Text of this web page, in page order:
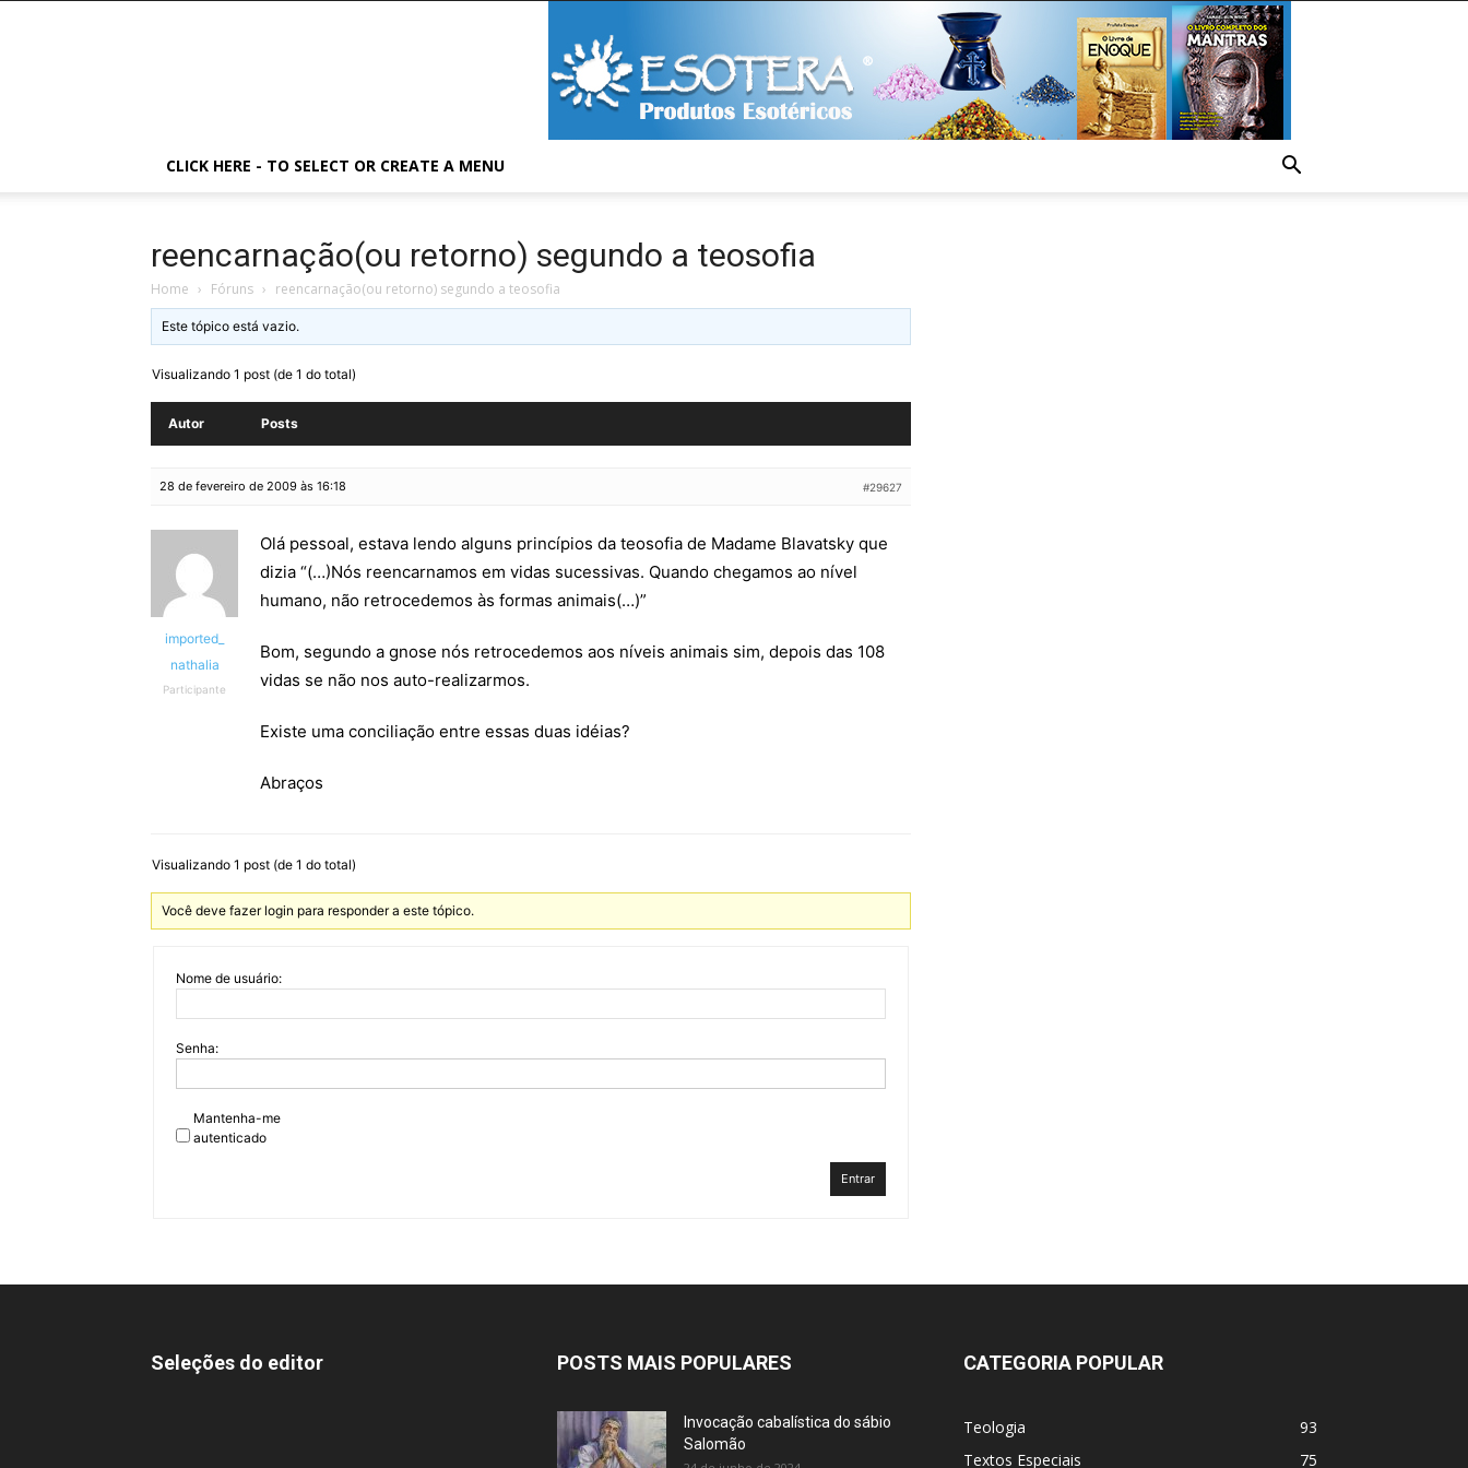
CLICK HERE - TO SELECT OR CREATE A MENU
reencarnação(ou retorno) segundo a teosofia
Home › Fóruns › reencarnação(ou retorno) segundo a teosofia
Este tópico está vazio.
Visualizando 1 post (de 1 do total)
Autor Posts
28 de fevereiro de 2009 às 16:18 #29627
imported_
nathalia
Participante
Olá pessoal, estava lendo alguns princípios da teosofia de Madame Blavatsky que
dizia “(…)Nós reencarnamos em vidas sucessivas. Quando chegamos ao nível
humano, não retrocedemos às formas animais(…)”
Bom, segundo a gnose nós retrocedemos aos níveis animais sim, depois das 108
vidas se não nos auto-realizarmos.
Existe uma conciliação entre essas duas idéias?
Abraços
Visualizando 1 post (de 1 do total)
Você deve fazer login para responder a este tópico.
Nome de usuário:
Senha:
Mantenha-me
autenticado
Entrar
Seleções do editor POSTS MAIS POPULARES
Invocação cabalística do sábio
Salomão
CATEGORIA POPULAR
Teologia
93
Textos Especiais
75